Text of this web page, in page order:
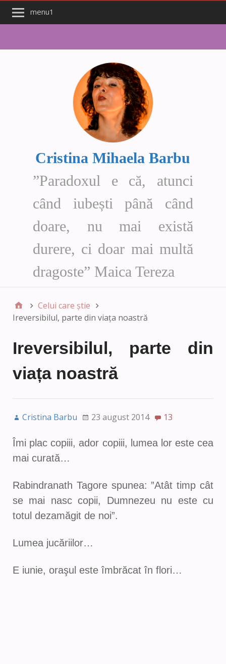
menu1
Cristina Mihaela Barbu
”Paradoxul e că, atunci
când iubești până când
doare, nu mai există
durere, ci doar mai multă
dragoste” Maica Tereza
Celui care știe
Ireversibilul, parte din viața noastră
Ireversibilul, parte din
viața noastră
Cristina Barbu 23 august 2014 13
Îmi plac copiii, ador copiii, lumea lor este cea
mai curată…
Rabindranath Tagore spunea: ”Atât timp cât
se mai nasc copii, Dumnezeu nu este cu
totul dezamăgit de noi”.
Lumea jucăriilor…
E iunie, oraşul este îmbrăcat în flori…